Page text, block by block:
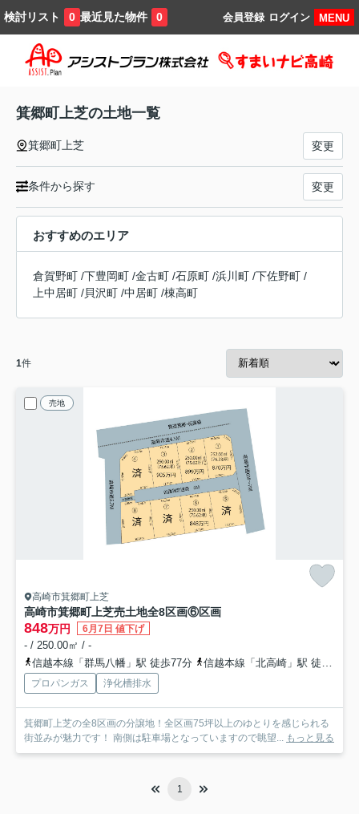
検討リスト 0 最近見た物件 0 MENU
ログイン
会員登録
箕郷町上芝の土地一覧
箕郷町上芝 変更
条件から探す 変更
おすすめのエリア
倉賀野町 /下豊岡町 /金古町 /石原町 /浜川町 /下佐野町 /
上中居町 /貝沢町 /中居町 /棟高町
1件
売地
高崎市箕郷町上芝
高崎市箕郷町上芝売土地全8区画⑥区画
848万円 6月7日 値下げ
- / 250.00㎡ / -
信越本線「群馬八幡」駅 徒歩77分
信越本線「北高崎」駅 徒歩90分
プロパンガス 浄化槽排水
箕郷町上芝の全8区画の分譲地！全区画75坪以上のゆとりを感じられる
街並みが魅力です！ 南側は駐車場となっていますので眺望...
もっと見る
1